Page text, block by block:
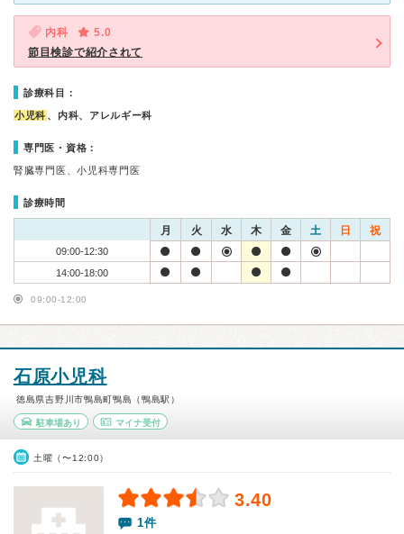
内科
5.0
節目検診で紹介されて
診療科目：
小児科 、内科、アレルギー科
専門医・資格：
腎臓専門医、小児科専門医
診療時間
月 火 水 木 金 土 日 祝
09:00-12:30
14:00-18:00
09:00-12:00
石原小児科
徳島県吉野川市鴨島町鴨島（鴨島駅）
駐車場あり マイナ受付
土曜（〜12:00）
3.40
1件